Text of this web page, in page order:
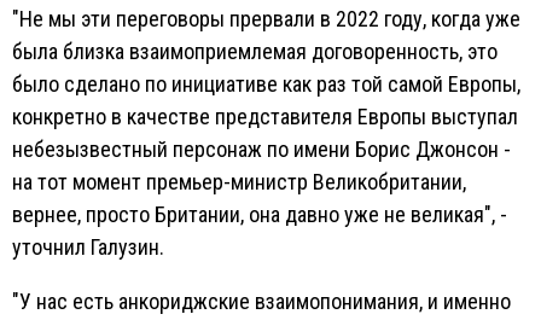
"Не мы эти переговоры прервали в 2022 году, когда уже
была близка взаимоприемлемая договоренность, это
было сделано по инициативе как раз той самой Европы,
конкретно в качестве представителя Европы выступал
небезызвестный персонаж по имени Борис Джонсон -
на тот момент премьер-министр Великобритании,
вернее, просто Британии, она давно уже не великая", -
уточнил Галузин.
"У нас есть анкориджские взаимопонимания, и именно